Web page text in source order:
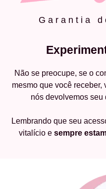
Garantia
Não se preocupe, se o
mesmo que você receber,
nós devolvemos seu
Lembrando que seu
vitalício e sempre